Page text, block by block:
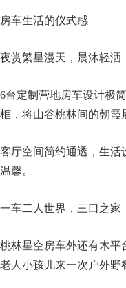
房车生活的仪式感
夜赏繁星漫天，晨沐轻洒
6台定制营地房车设计极
框，将山谷桃林间的朝霞
客厅空间简约通透，生活
温馨。
一车二人世界，三口之家
桃林星空房车外还有木平
老人小孩儿来一次户外野